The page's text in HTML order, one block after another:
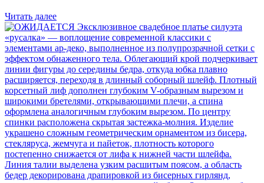
Читать далее